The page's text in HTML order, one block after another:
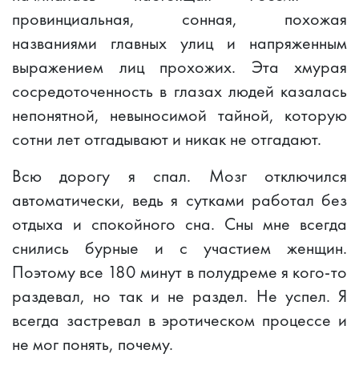
провинциальная, сонная, похожая
названиями главных улиц и напряженным
выражением лиц прохожих. Эта хмурая
сосредоточенность в глазах людей казалась
непонятной, невыносимой тайной, которую
сотни лет отгадывают и никак не отгадают.
Всю дорогу я спал. Мозг отключился
автоматически, ведь я сутками работал без
отдыха и спокойного сна. Сны мне всегда
снились бурные и с участием женщин.
Поэтому все 180 минут в полудреме я кого-то
раздевал, но так и не раздел. Не успел. Я
всегда застревал в эротическом процессе и
не мог понять, почему.